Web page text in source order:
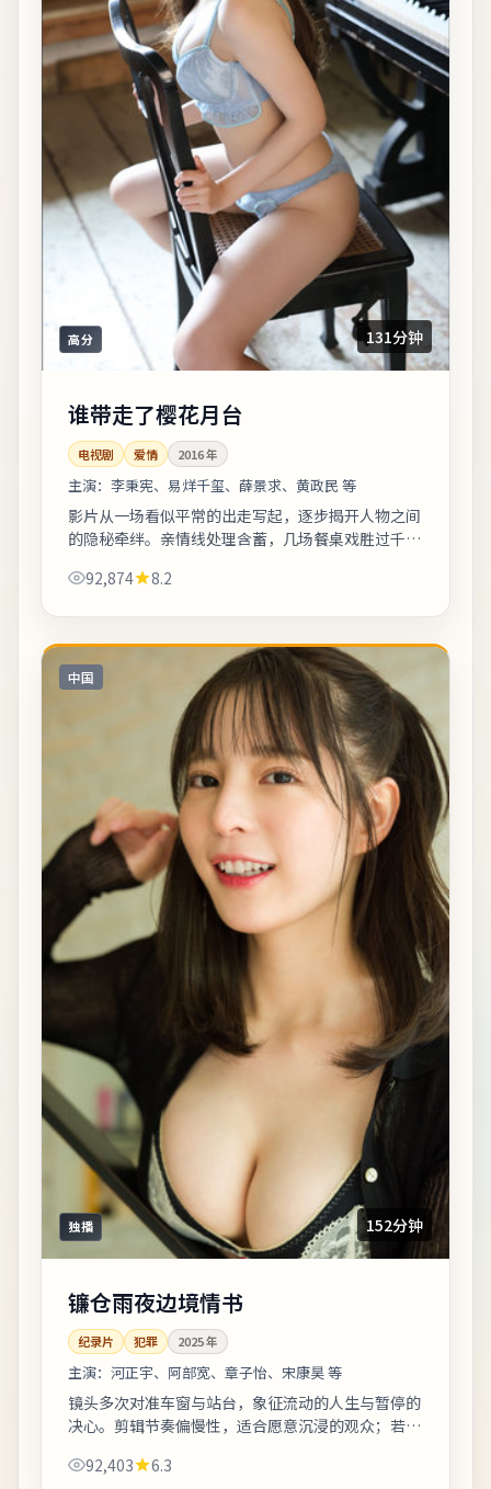
高分 131分钟
谁带走了樱花月台
电视剧 爱情 2016年
主演： 李秉宪、易烊千玺、薛景求、黄政民 等
影片从一场看似平常的出走写起，逐步揭开人物之间
的隐秘牵绊。亲情线处理含蓄，几场餐桌戏胜过千言
可信的作品，值得安静看完。《谁带走了樱...
92,874 8.2
中国
独播 152分钟
镰仓雨夜边境情书
纪录片 犯罪 2025年
主演： 河正宇、阿部宽、章子怡、宋康昊 等
镜头多次对准车窗与站台，象征流动的人生与暂停的
决心。剪辑节奏偏慢性，适合愿意沉浸的观众；若偏
现象，建议亲自观看并形成独立判断。《镰...
92,403 6.3